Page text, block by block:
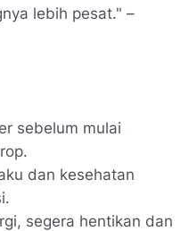
lebih pesat." –
sebelum mulai
dan kesehatan
segera hentikan dan